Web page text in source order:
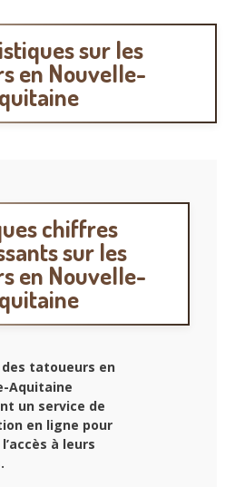
sur les
en Nouvelle-
chiffres
sur les
en Nouvelle-
des tatoueurs en
Aquitaine
un service de
en ligne pour
à leurs